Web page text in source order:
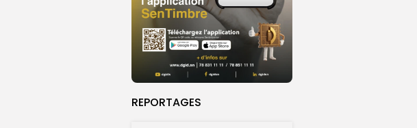
REPORTAGES